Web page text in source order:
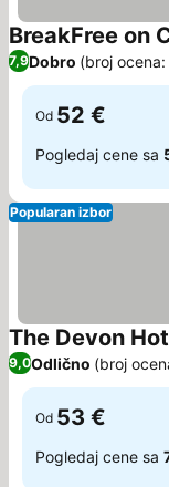
BreakFree on
7,9Dobro (broj
Od 52 €
Pogledaj cene sa
Popularan izbor
The Devon
9,0Odlično (broj
Od 53 €
Pogledaj cene sa